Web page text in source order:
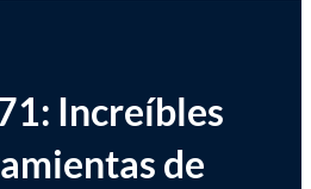
Increíbles
de